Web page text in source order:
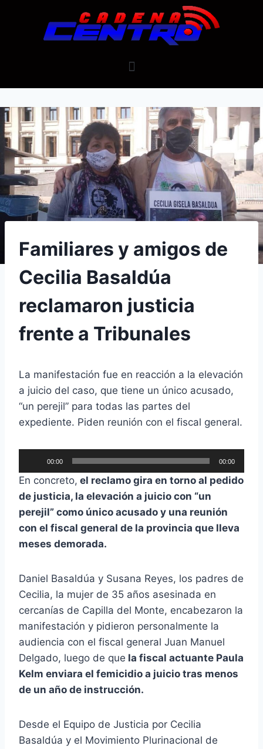
Familiares y amigos de
Cecilia Basaldúa
reclamaron justicia
frente a Tribunales
La manifestación fue en reacción a la elevación
a juicio del caso, que tiene un único acusado,
“un perejil” para todas las partes del
expediente. Piden reunión con el fiscal general.
e
p
r
o
d
u
t
o
r
d
e
a
u
d
o
00:00 00:00
En concreto, el reclamo gira en torno al pedido
de justicia, la elevación a juicio con “un
perejil” como único acusado y una reunión
con el fiscal general de la provincia que lleva
meses demorada.
Daniel Basaldúa y Susana Reyes, los padres de
Cecilia, la mujer de 35 años asesinada en
cercanías de Capilla del Monte, encabezaron la
manifestación y pidieron personalmente la
audiencia con el fiscal general Juan Manuel
Delgado, luego de que la fiscal actuante Paula
Kelm enviara el femicidio a juicio tras menos
de un año de instrucción.
Desde el Equipo de Justicia por Cecilia
Basaldúa y el Movimiento Plurinacional de